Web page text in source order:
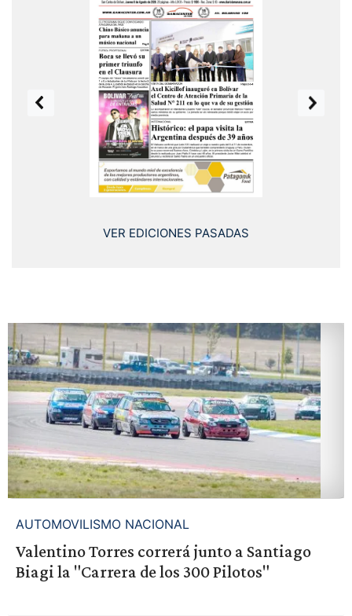
prev next
VER EDICIONES PASADAS
AUTOMOVILISMO NACIONAL
Valentino Torres correrá junto a Santiago
Biagi la "Carrera de los 300 Pilotos"